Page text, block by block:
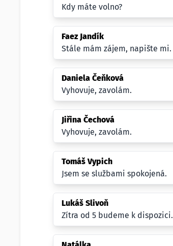
Kdy máte volno?
Faez Jandík
Stále mám zájem, napište mi.
Daniela Čeňková
Vyhovuje, zavolám.
Jiřina Čechová
Vyhovuje, zavolám.
Tomáš Vypich
Jsem se službami spokojená.
Lukáš Slivoň
Zítra od 5 budeme k dispozici.